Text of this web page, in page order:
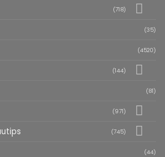
(718)
(35)
(4520)
(144)
(81)
(971)
(745)
(44)